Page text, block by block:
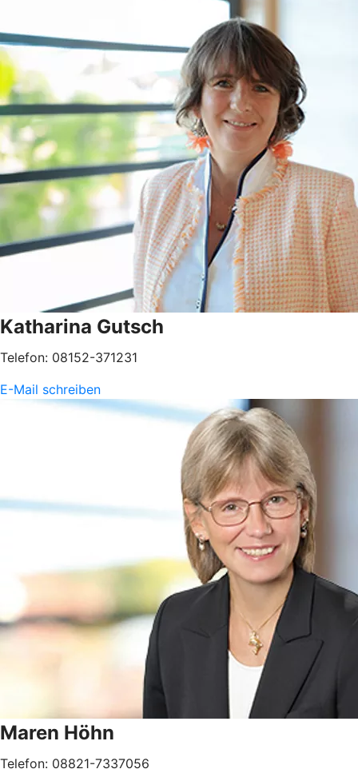
Katharina Gutsch
Telefon: 08152-371231
E-Mail schreiben
Maren Höhn
Telefon: 08821-7337056